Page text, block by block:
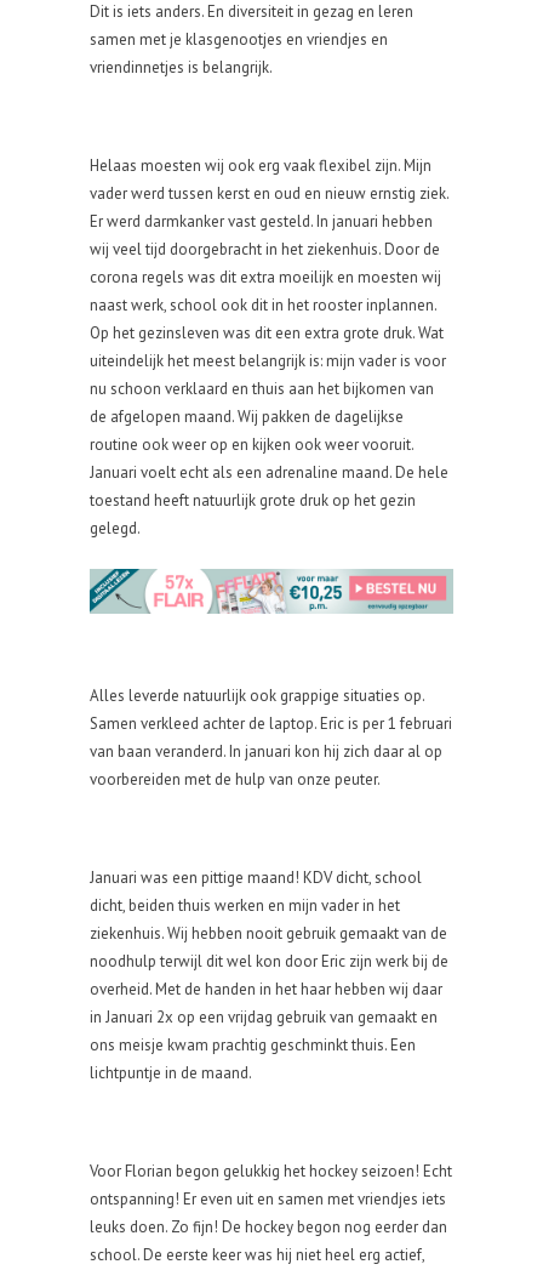
Dit is iets anders. En diversiteit in gezag en leren
samen met je klasgenootjes en vriendjes en
vriendinnetjes is belangrijk.
Helaas moesten wij ook erg vaak flexibel zijn. Mijn
vader werd tussen kerst en oud en nieuw ernstig ziek.
Er werd darmkanker vast gesteld. In januari hebben
wij veel tijd doorgebracht in het ziekenhuis. Door de
corona regels was dit extra moeilijk en moesten wij
naast werk, school ook dit in het rooster inplannen.
Op het gezinsleven was dit een extra grote druk. Wat
uiteindelijk het meest belangrijk is: mijn vader is voor
nu schoon verklaard en thuis aan het bijkomen van
de afgelopen maand. Wij pakken de dagelijkse
routine ook weer op en kijken ook weer vooruit.
Januari voelt echt als een adrenaline maand. De hele
toestand heeft natuurlijk grote druk op het gezin
gelegd.
Alles leverde natuurlijk ook grappige situaties op.
Samen verkleed achter de laptop. Eric is per 1 februari
van baan veranderd. In januari kon hij zich daar al op
voorbereiden met de hulp van onze peuter.
Januari was een pittige maand! KDV dicht, school
dicht, beiden thuis werken en mijn vader in het
ziekenhuis. Wij hebben nooit gebruik gemaakt van de
noodhulp terwijl dit wel kon door Eric zijn werk bij de
overheid. Met de handen in het haar hebben wij daar
in Januari 2x op een vrijdag gebruik van gemaakt en
ons meisje kwam prachtig geschminkt thuis. Een
lichtpuntje in de maand.
Voor Florian begon gelukkig het hockey seizoen! Echt
ontspanning! Er even uit en samen met vriendjes iets
leuks doen. Zo fijn! De hockey begon nog eerder dan
school. De eerste keer was hij niet heel erg actief,